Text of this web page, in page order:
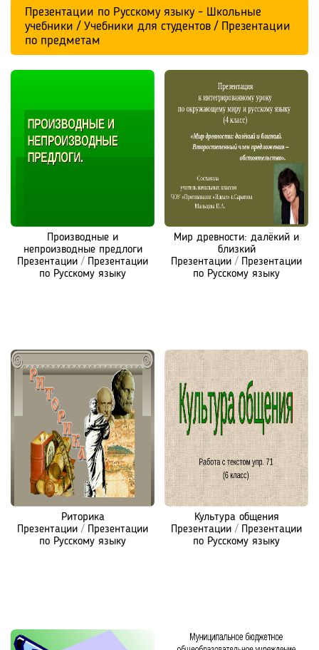
Презентации по Русскому языку - Школьные
учебники / Учебники для студентов / Презентации
по предметам
Производные и
непроизводные предлоги
Презентации / Презентации
по Русскому языку
Мир древности: далёкий и
близкий
Презентации / Презентации
по Русскому языку
Риторика
Презентации / Презентации
по Русскому языку
Культура общения
Презентации / Презентации
по Русскому языку